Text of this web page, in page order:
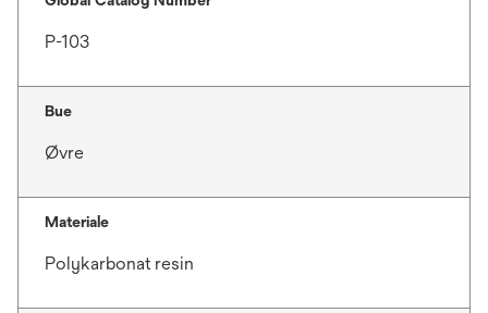
P-103
Bue
Øvre
Materiale
Polykarbonat resin